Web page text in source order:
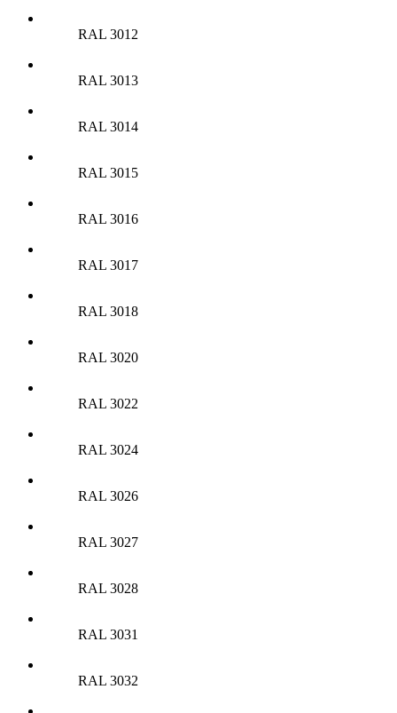
RAL 3012
RAL 3013
RAL 3014
RAL 3015
RAL 3016
RAL 3017
RAL 3018
RAL 3020
RAL 3022
RAL 3024
RAL 3026
RAL 3027
RAL 3028
RAL 3031
RAL 3032